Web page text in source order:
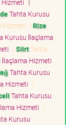
|
Tahta Kurusu
Hizmeti | Rize
Kurusu İlaçlama
| SiirtTahta
Hizmeti
Tahta Kurusu
Hizmeti |
Tahta Kurusu
Hizmeti |
Kurusu